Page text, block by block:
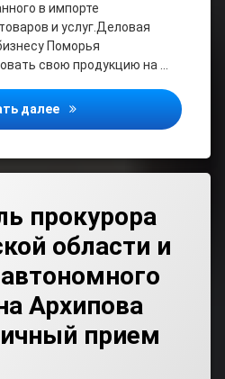
в импорте
и услуг.Деловая
Поморья
свою продукцию на …
далее Предпринимателям
прокурора
области и
Архипова
прием